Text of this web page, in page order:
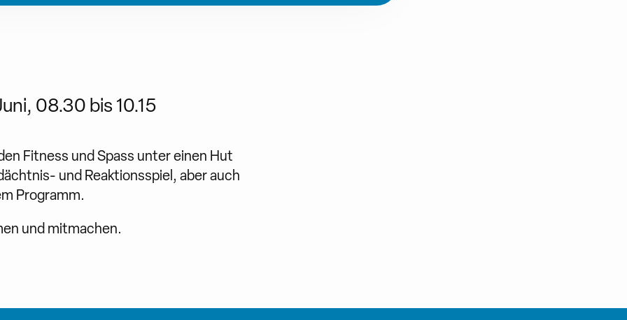
08.30 bis 10.15
Fitness und Spass unter einen Hut
und Reaktionsspiel, aber auch
Programm.
und mitmachen.